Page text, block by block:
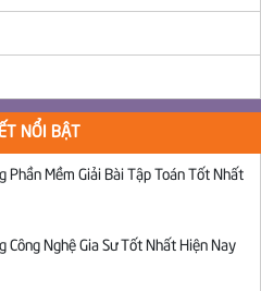
NỔI BẬT
Phần Mềm Giải Bài Tập Toán Tốt Nhất
Công Nghệ Gia Sư Tốt Nhất Hiện Nay